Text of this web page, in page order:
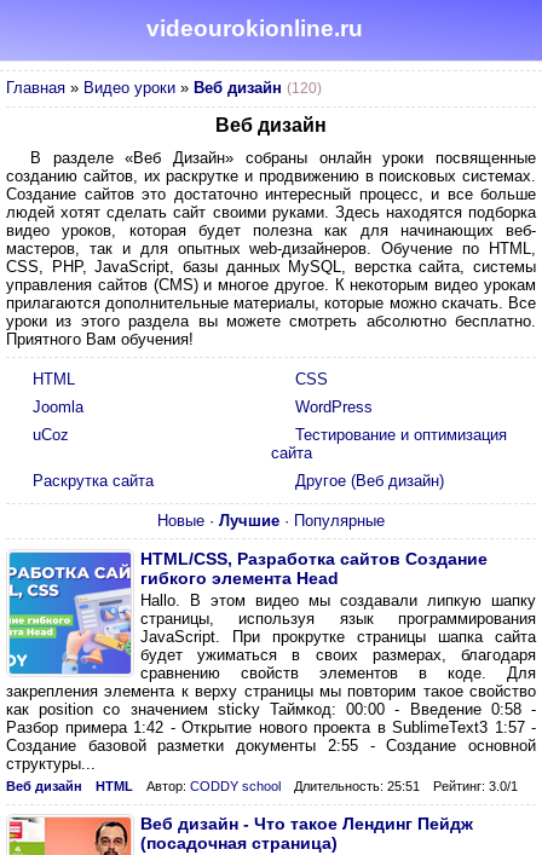
videourokionline.ru
Главная » Видео уроки » Веб дизайн (120)
Веб дизайн
В разделе «Веб Дизайн» собраны онлайн уроки посвященные
созданию сайтов, их раскрутке и продвижению в поисковых системах.
Создание сайтов это достаточно интересный процесс, и все больше
людей хотят сделать сайт своими руками. Здесь находятся подборка
видео уроков, которая будет полезна как для начинающих веб-
мастеров, так и для опытных web-дизайнеров. Обучение по HTML,
CSS, PHP, JavaScript, базы данных MySQL, верстка сайта, системы
управления сайтов (CMS) и многое другое. К некоторым видео урокам
прилагаются дополнительные материалы, которые можно скачать. Все
уроки из этого раздела вы можете смотреть абсолютно бесплатно.
Приятного Вам обучения!
HTML
CSS
Joomla
WordPress
uCoz
Тестирование и оптимизация
сайта
Раскрутка сайта
Другое (Веб дизайн)
Новые · Лучшие · Популярные
HTML/CSS, Разработка сайтов Создание
гибкого элемента Head
Hallo. В этом видео мы создавали липкую шапку
страницы, используя язык программирования
JavaScript. При прокрутке страницы шапка сайта
будет ужиматься в своих размерах, благодаря
сравнению свойств элементов в коде. Для
закрепления элемента к верху страницы мы повторим такое свойство
как position со значением sticky Таймкод: 00:00 - Введение 0:58 -
Разбор примера 1:42 - Открытие нового проекта в SublimeText3 1:57 -
Создание базовой разметки документы 2:55 - Создание основной
структуры...
Веб дизайн HTML Автор: CODDY school Длительность: 25:51 Рейтинг: 3.0/1
Веб дизайн - Что такое Лендинг Пейдж
(посадочная страница)